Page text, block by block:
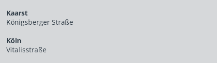
Kaarst
Königsberger Straße
Köln
Vitalisstraße